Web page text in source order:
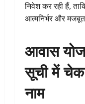
निवेश कर रही हैं,
आत्मनिर्भर और
आवास
सूची में
नाम